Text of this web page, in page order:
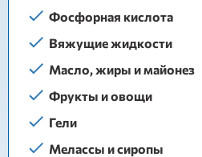
Фосфорная кислота
Вяжущие жидкости
Масло, жиры и майонез
Фрукты и овощи
Гели
Мелассы и сиропы